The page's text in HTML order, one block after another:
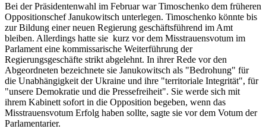
Bei der Präsidentenwahl im Februar war Timoschenko dem früheren
Oppositionschef Janukowitsch unterlegen. Timoschenko könnte bis
zur Bildung einer neuen Regierung geschäftsführend im Amt
bleiben. Allerdings hatte sie kurz vor dem Misstrauensvotum im
Parlament eine kommissarische Weiterführung der
Regierungsgeschäfte strikt abgelehnt. In ihrer Rede vor den
Abgeordneten bezeichnete sie Janukowitsch als "Bedrohung" für
die Unabhängigkeit der Ukraine und ihre "territoriale Integrität", für
"unsere Demokratie und die Pressefreiheit". Sie werde sich mit
ihrem Kabinett sofort in die Opposition begeben, wenn das
Misstrauensvotum Erfolg haben sollte, sagte sie vor dem Votum der
Parlamentarier.